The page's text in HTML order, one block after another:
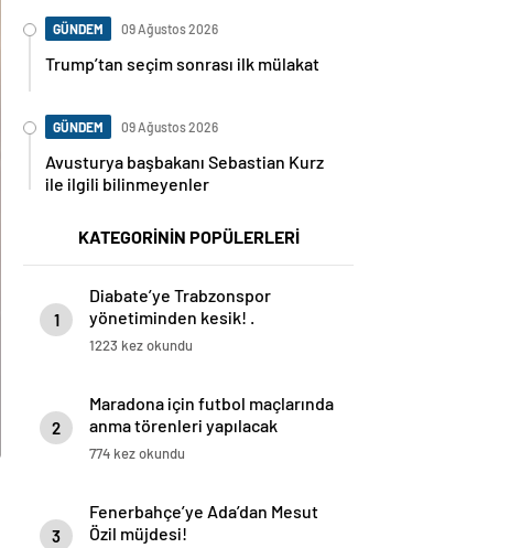
GÜNDEM 09 Ağustos 2026
Trump’tan seçim sonrası ilk mülakat
GÜNDEM 09 Ağustos 2026
Avusturya başbakanı Sebastian Kurz
ile ilgili bilinmeyenler
KATEGORİNİN POPÜLERLERİ
1
Diabate’ye Trabzonspor
yönetiminden kesik! .
1223 kez okundu
2
Maradona için futbol maçlarında
anma törenleri yapılacak
774 kez okundu
3
Fenerbahçe’ye Ada’dan Mesut
Özil müjdesi!